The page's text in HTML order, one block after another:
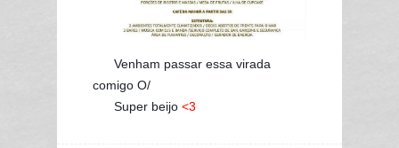
Venham passar essa virada
comigo O/
Super beijo <3